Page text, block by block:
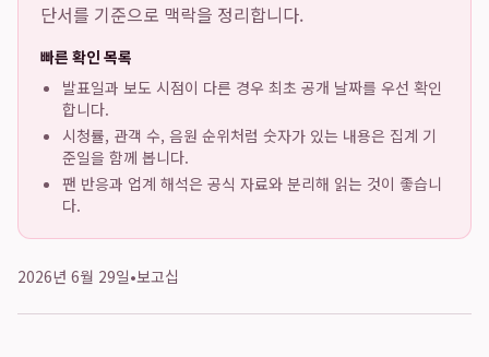
단서를 기준으로 맥락을 정리합니다.
빠른 확인 목록
발표일과 보도 시점이 다른 경우 최초 공개 날짜를 우선 확인
합니다.
시청률, 관객 수, 음원 순위처럼 숫자가 있는 내용은 집계 기
준일을 함께 봅니다.
팬 반응과 업계 해석은 공식 자료와 분리해 읽는 것이 좋습니
다.
2026년 6월 29일•보고십